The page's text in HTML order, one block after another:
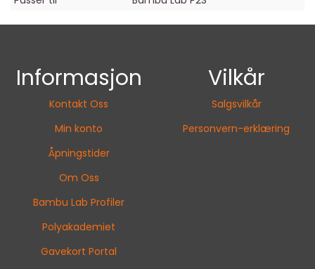
Informasjon
Kontakt Oss
Min konto
Åpningstider
Om Oss
Bambu Lab Profiler
Polyakademiet
Gavekort Portal
Vilkår
Salgsvilkår
Personvern-erklæring